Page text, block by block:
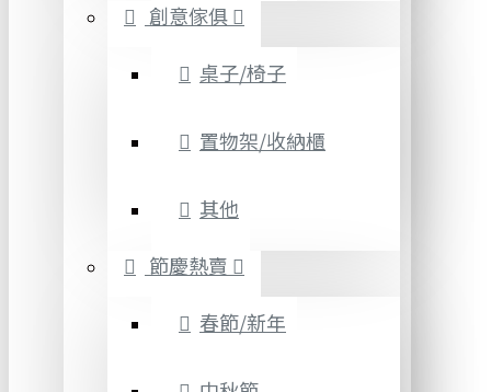
創意傢俱
桌子/椅子
置物架/收納櫃
其他
節慶熱賣
春節/新年